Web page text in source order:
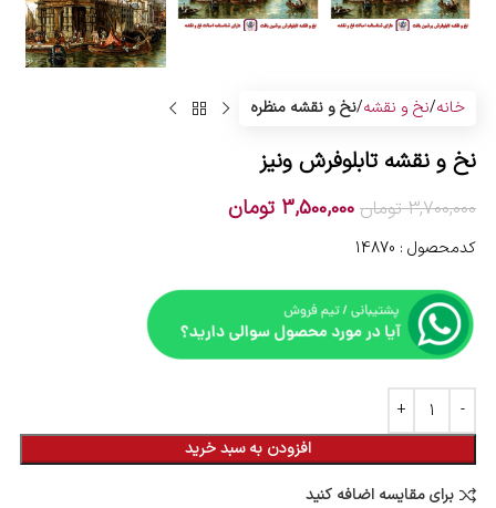
خانه نخ و نقشه نخ و نقشه منظره
نخ و نقشه تابلوفرش ونیز
3,700,000 تومان 3,500,000 تومان
کدمحصول : 14870
افزودن به سبد خرید
برای مقایسه اضافه کنید